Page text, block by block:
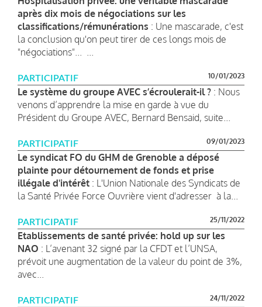
après dix mois de négociations sur les
classifications/rémunérations : Une mascarade, c'est
la conclusion qu'on peut tirer de ces longs mois de
"négociations"... ...
PARTICIPATIF 10/01/2023
Le système du groupe AVEC s’écroulerait-il ? : Nous
venons d’apprendre la mise en garde à vue du
Président du Groupe AVEC, Bernard Bensaid, suite...
PARTICIPATIF 09/01/2023
Le syndicat FO du GHM de Grenoble a déposé
plainte pour détournement de fonds et prise
illégale d'intérêt : L'Union Nationale des Syndicats de
la Santé Privée Force Ouvrière vient d'adresser à la...
PARTICIPATIF 25/11/2022
Etablissements de santé privée: hold up sur les
NAO : L’avenant 32 signé par la CFDT et l’UNSA,
prévoit une augmentation de la valeur du point de 3%,
avec...
PARTICIPATIF 24/11/2022